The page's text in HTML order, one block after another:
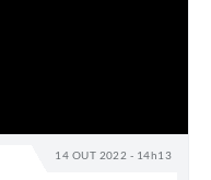
14 OUT 2022 - 14h13